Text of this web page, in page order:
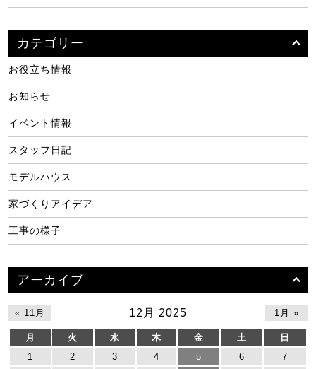
カテゴリー
お役立ち情報
お知らせ
イベント情報
スタッフ日記
モデルハウス
家づくりアイデア
工事の様子
アーカイブ
12月 2025
月 火 水 木 金 土
日
1
2 3 4 5 6
7
« 11月 1月 »